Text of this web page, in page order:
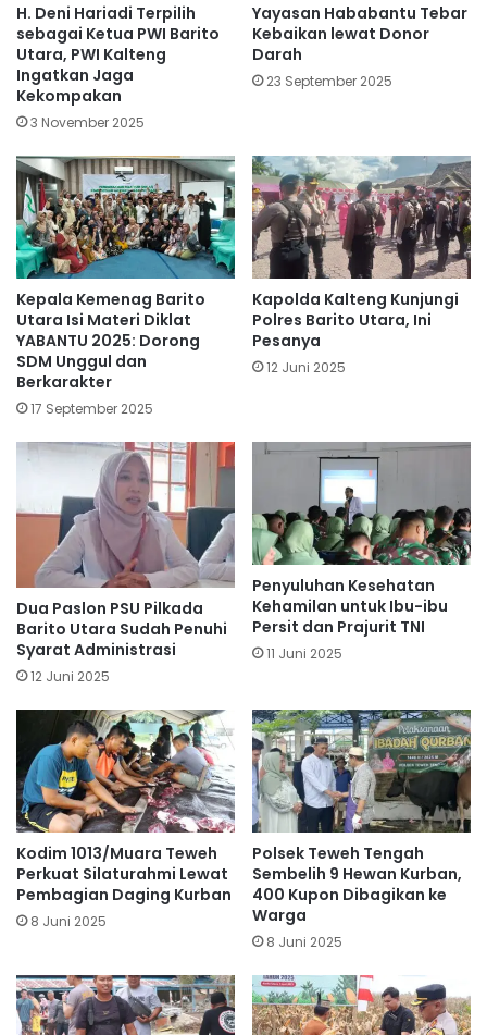
H. Deni Hariadi Terpilih
sebagai Ketua PWI Barito
Utara, PWI Kalteng
Ingatkan Jaga
Kekompakan
3 November 2025
Yayasan Hababantu Tebar
Kebaikan lewat Donor
Darah
23 September 2025
Kepala Kemenag Barito
Utara Isi Materi Diklat
YABANTU 2025: Dorong
SDM Unggul dan
Berkarakter
17 September 2025
Kapolda Kalteng Kunjungi
Polres Barito Utara, Ini
Pesanya
12 Juni 2025
Dua Paslon PSU Pilkada
Barito Utara Sudah Penuhi
Syarat Administrasi
12 Juni 2025
Penyuluhan Kesehatan
Kehamilan untuk Ibu-ibu
Persit dan Prajurit TNI
11 Juni 2025
Kodim 1013/Muara Teweh
Perkuat Silaturahmi Lewat
Pembagian Daging Kurban
8 Juni 2025
Polsek Teweh Tengah
Sembelih 9 Hewan Kurban,
400 Kupon Dibagikan ke
Warga
8 Juni 2025